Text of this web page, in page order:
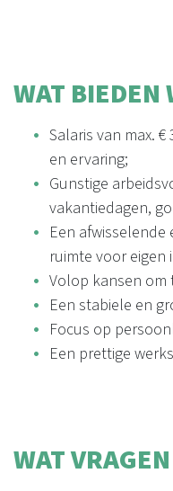
WAT BIEDEN
Salaris van max.
en ervaring;
Gunstige
vakantiedagen,
Een
ruimte voor eigen
Volop kansen om
Een stabiele en
Focus op
Een prettige
WAT